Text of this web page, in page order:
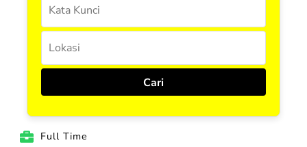
Full Time